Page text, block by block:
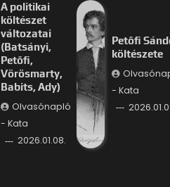
A politikai
költészet
változatai
(Batsányi,
Petőfi,
Vörösmarty,
Babits, Ady)
Olvasónapló
- Kata
2026.01.08.
Petőfi
költészete
- Kata